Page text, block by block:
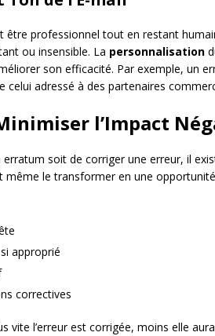
être professionnel tout en restant
ou insensible. La personnalisation
son efficacité. Par exemple, un
adressé à des partenaires
l’Impact
erratum soit de corriger une erreur, il
le transformer en une
approprié
correctives
vite l’erreur est corrigée, moins elle